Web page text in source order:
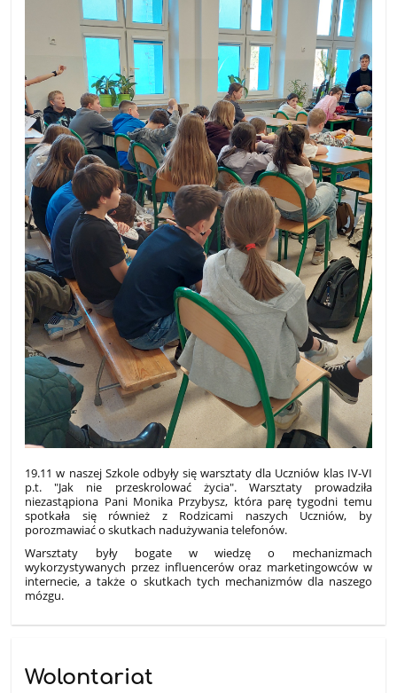
19.11 w naszej Szkole odbyły się warsztaty dla Uczniów klas IV-VI
p.t. "Jak nie przeskrolować życia". Warsztaty prowadziła
niezastąpiona Pani Monika Przybysz, która parę tygodni temu
spotkała się również z Rodzicami naszych Uczniów, by
porozmawiać o skutkach nadużywania telefonów.
Warsztaty były bogate w wiedzę o mechanizmach
wykorzystywanych przez influencerów oraz marketingowców w
internecie, a także o skutkach tych mechanizmów dla naszego
mózgu.
Wolontariat